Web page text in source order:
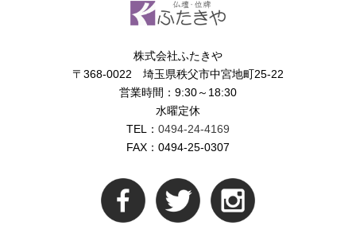
株式会社ふたきや
〒368-0022 埼玉県秩父市中宮地町25-22
営業時間：9:30～18:30
水曜定休
TEL： 0494-24-4169
FAX：0494-25-0307